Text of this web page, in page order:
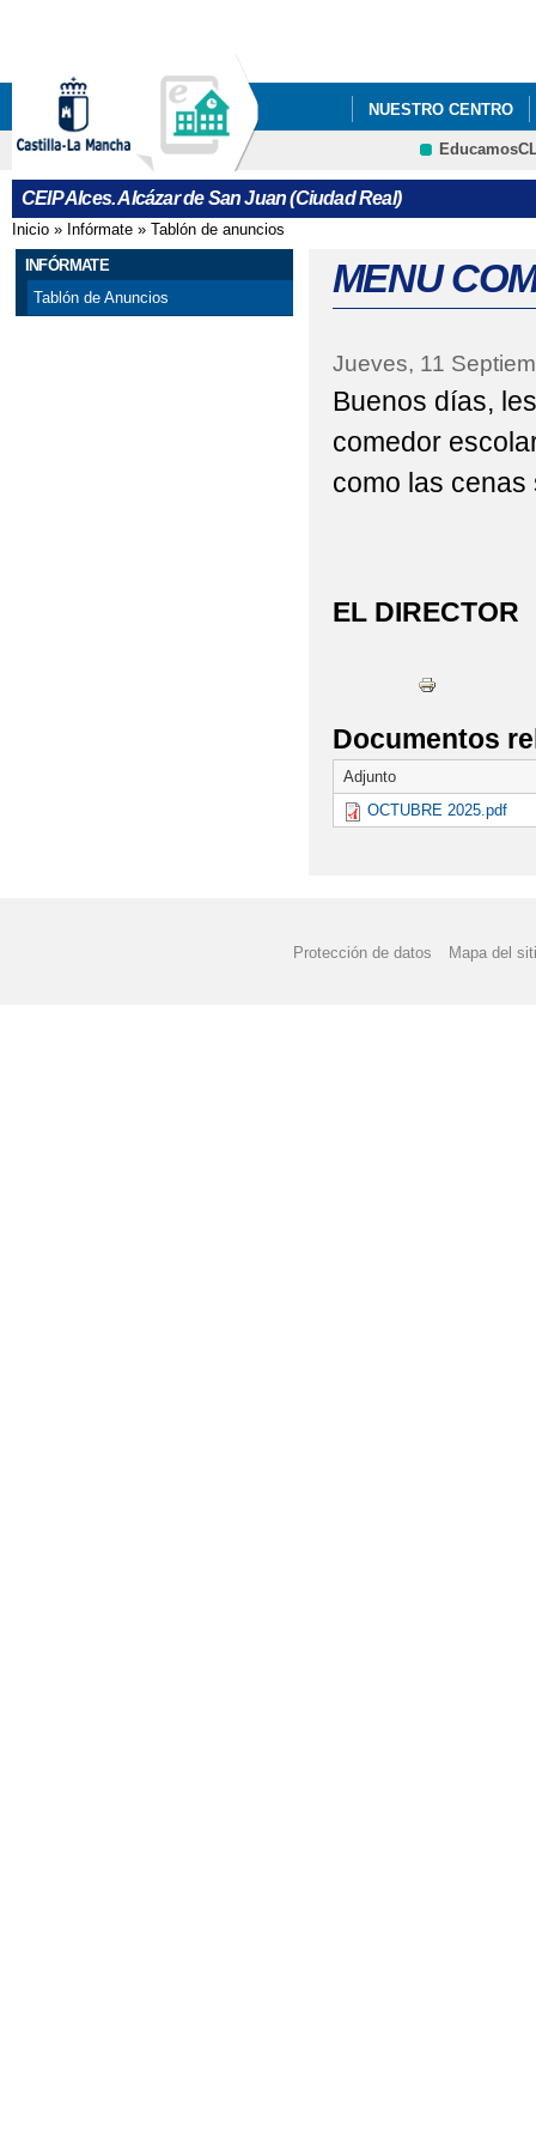
NUESTRO CENTRO
BECAS DE LIBROS
FACEBOOK-
CEIP Alces. Alcázar de San Juan (Ciudad Real)
Se encuentra usted aquí
Inicio » Infórmate » Tablón de anuncios
INFÓRMATE
Tablón de Anuncios
MENU
Jueves, 11
Buenos días,
comedor
como las cenas
EL DIRECTOR
Documentos
Adjunto
OCTUBRE 2025.pdf
Protección de datos Mapa del